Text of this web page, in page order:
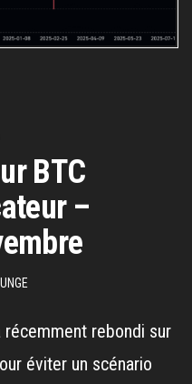
BTC
–
rebondi sur
éviter un scénario